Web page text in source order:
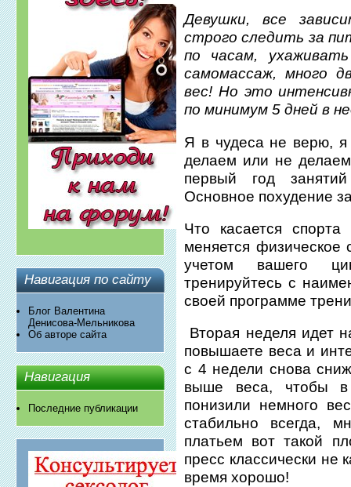
Навигация по сайту
Блог Валентина
Денисова-Мельникова
Об авторе сайта
Навигация
Последние публикации
Девушки, все
строго следить за
по часам,
самомассаж, много
вес! Но это
по минимум 5 дней в
Я в чудеса не верю, я
делаем или не
первый год
Основное похудение
Что касается
меняется физическое
учетом вашего
тренируйтесь с
своей программе
Вторая неделя идет
повышаете веса и
с 4 недели снова
выше веса, чтобы в
понизили немного
стабильно всегда,
платьем вот такой
пресс классически не
время хорошо!